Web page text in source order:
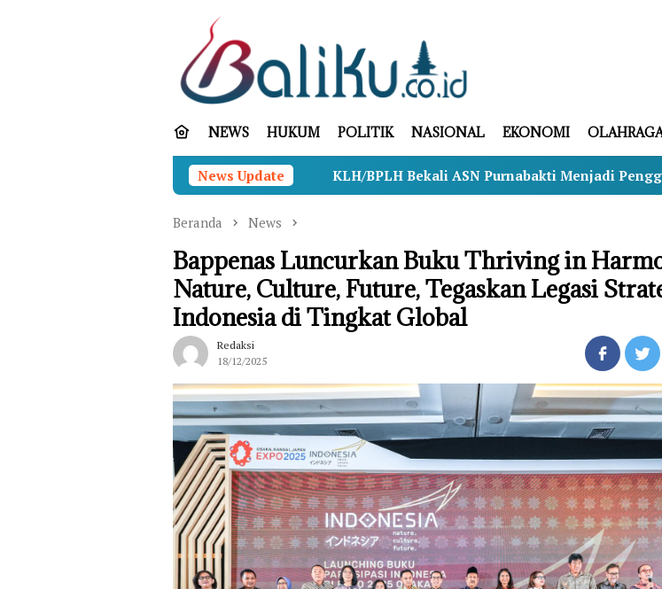
NEWS HUKUM POLITIK NASIONAL EKONOMI
News Update
KLH/BPLH Bekali ASN Purnabakti Menjadi Penggerak
Beranda News
Bappenas Luncurkan Buku Thriving in
Nature, Culture, Future, Tegaskan Legasi
Indonesia di Tingkat Global
Redaksi
18/12/2025